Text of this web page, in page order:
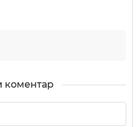
коментар